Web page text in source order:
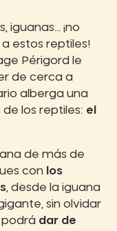
iguanas... ¡no
estos reptiles!
Périgord le
de cerca a
alberga una
los reptiles: el
de más de
con
los
, desde la iguana
sin olvidar
podrá dar de